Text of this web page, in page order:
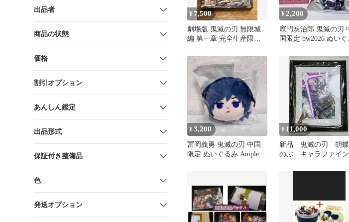
出品者
商品の状態
価格
割引オプション
あんしん鑑定
出品形式
保証付き整備品
色
発送オプション
¥ 7,500
劇場版 鬼滅の刃 無限城
編 第一章 完全生産限定
¥2,200
竈門炭治郎 鬼滅の刃
国限定 bw2026 ぬいぐ
¥3,200
冨岡義勇 鬼滅の刃 中国
限定 ぬいぐるみ Aniplex
¥ 11,000
新品 鬼滅の刃 胡蝶
のぶ キャラファイン
イラスト